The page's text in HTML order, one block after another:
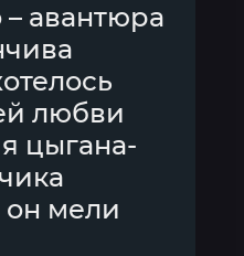
авантюра
любви
цыгана-
он мели